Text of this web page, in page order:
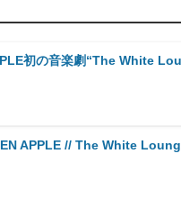
初の音楽劇“The White
APPLE // The White